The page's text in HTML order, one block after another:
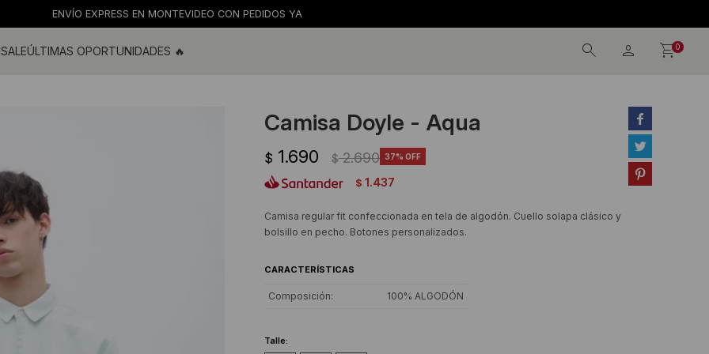
ENVÍO EXPRESS EN MONTEVIDEO CON PEDIDOS YA
baño
SALEÚLTIMAS OPORTUNIDADES 🔥 0
Camisa Doyle - Aqua
$ 1.690 $ 2.690 37
$ 1.437
Camisa regular fit confeccionada en tela de algodón. Cuello solapa clásico y
bolsillo en pecho. Botones personalizados.
CARACTERÍSTICAS
Composición 100% ALGODÓN
Talle:


